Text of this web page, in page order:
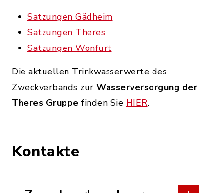
Satzungen Gädheim
Satzungen Theres
Satzungen Wonfurt
Die aktuellen Trinkwasserwerte des
Zweckverbands zur Wasserversorgung der
Theres Gruppe finden Sie HIER.
Kontakte